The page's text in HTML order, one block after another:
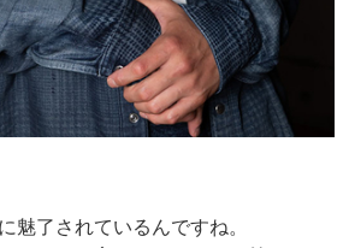
魅了されているんですね。